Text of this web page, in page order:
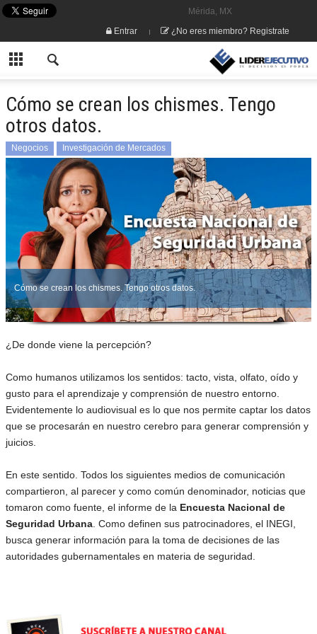
Mérida, MX
Entrar
¿No eres miembro? Registrate
Cómo se crean los chismes. Tengo
otros datos.
Negocios Investigación de Mercados
Cómo se crean los chismes. Tengo otros datos.
¿De donde viene la percepción?
Como humanos utilizamos los sentidos: tacto, vista, olfato, oído y
gusto para el aprendizaje y comprensión de nuestro entorno.
Evidentemente lo audiovisual es lo que nos permite captar los datos
que se procesarán en nuestro cerebro para generar comprensión y
juicios.
En este sentido. Todos los siguientes medios de comunicación
compartieron, al parecer y como común denominador, noticias que
tomaron como fuente, el informe de la Encuesta Nacional de
Seguridad Urbana . Como definen sus patrocinadores, el INEGI,
busca generar información para la toma de decisiones de las
autoridades gubernamentales en materia de seguridad.